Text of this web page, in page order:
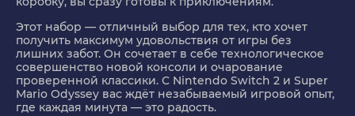
Этот набор — отличный выбор для тех, кто хочет
получить максимум удовольствия от игры без
лишних забот. Он сочетает в себе технологическое
совершенство новой консоли и очарование
проверенной классики. С Nintendo Switch 2 и Super
Mario Odyssey вас ждёт незабываемый игровой опыт,
где каждая минута — это радость.